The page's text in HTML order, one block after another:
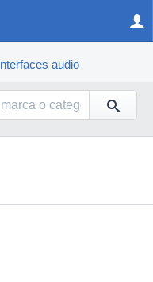
Interfaces audio